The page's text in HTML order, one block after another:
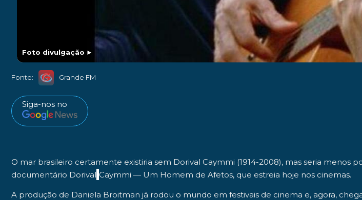
Foto divulgação ►
Fonte: Grande FM
Siga-nos no
O mar brasileiro certamente existiria sem Dorival Caymmi (1914-2008), mas seria
documentário Dorival Caymmi — Um Homem de Afetos, que estreia hoje nos cinemas.
A produção de Daniela Broitman já rodou o mundo em festivais de cinema e, agora,